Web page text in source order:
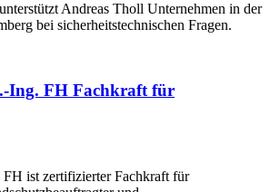
Andreas Tholl Unternehmen in der
bei sicherheitstechnischen Fragen.
Ing. FH Fachkraft für
ist zertifizierter Fachkraft für